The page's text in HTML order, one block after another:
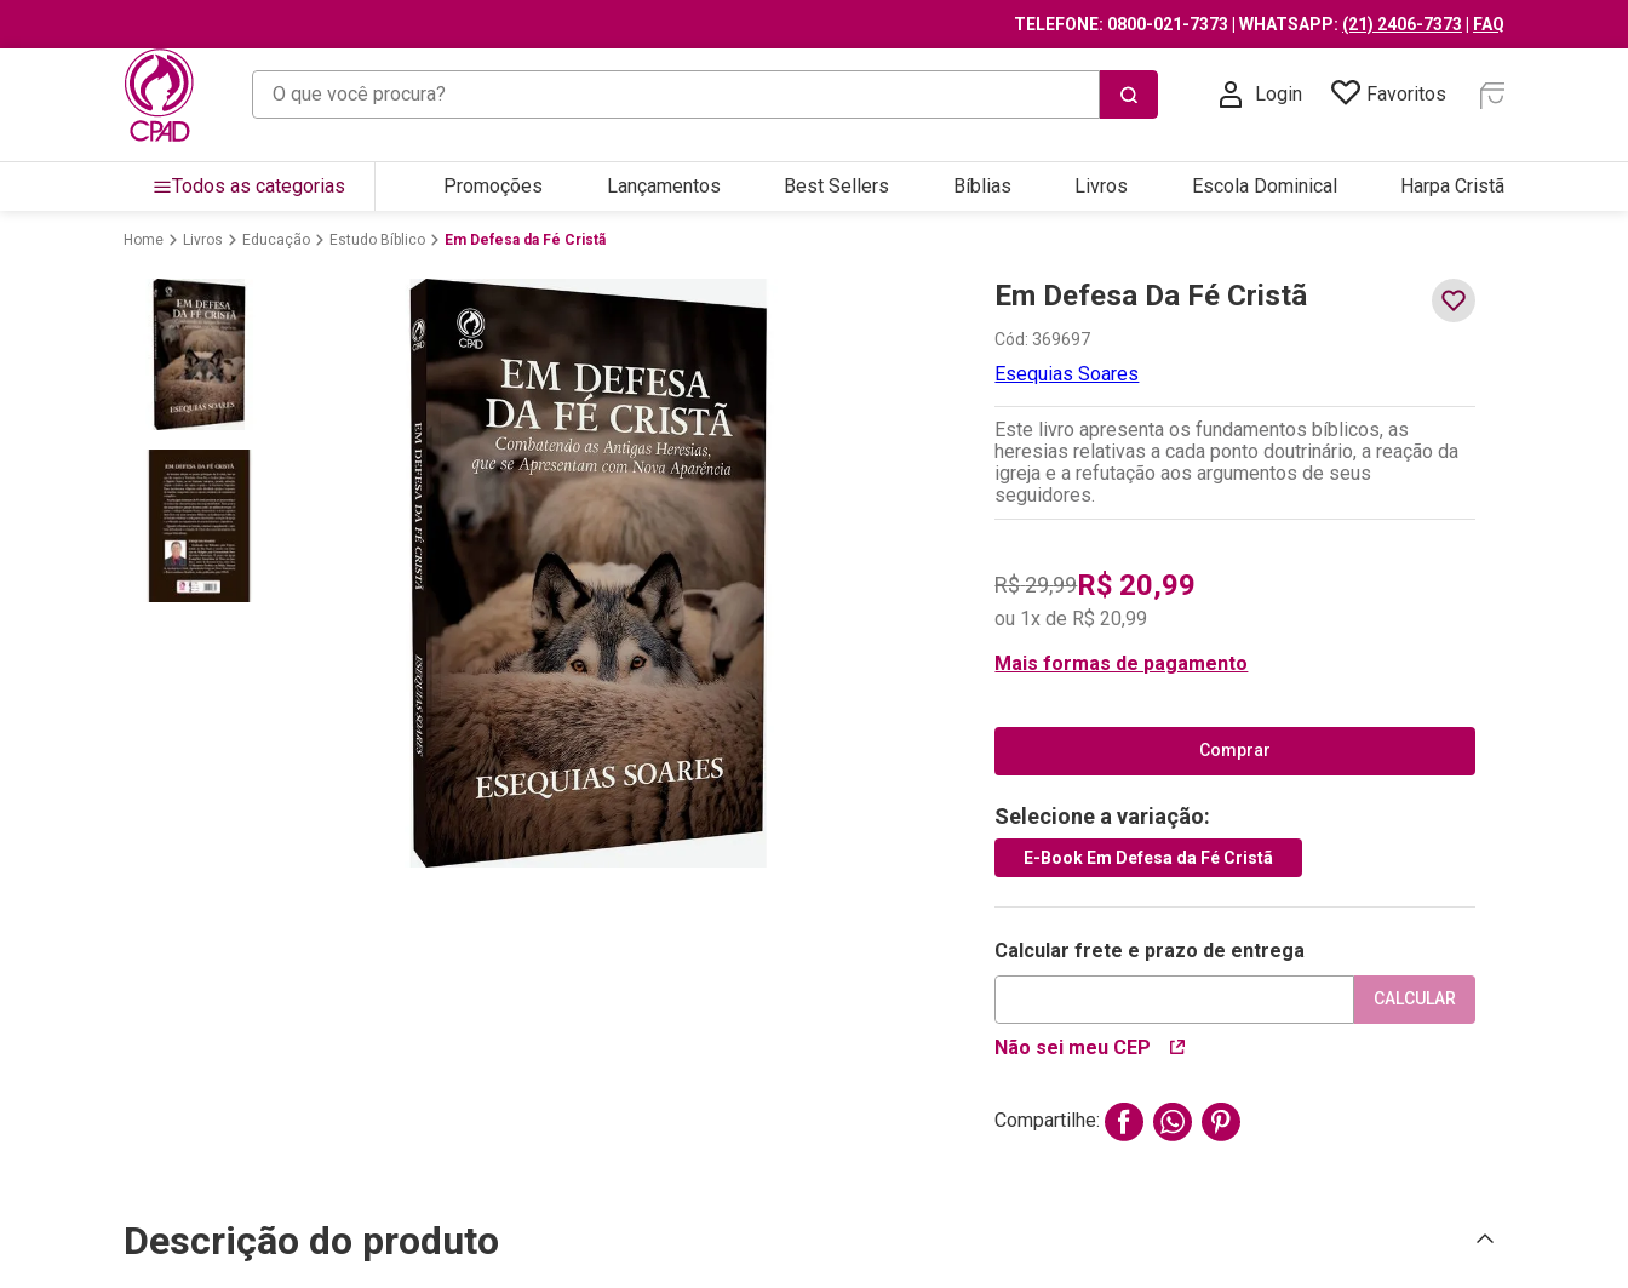
TELEFONE: 0800-021-7373 | WHATSAPP: (21) 2406-7373 FAQ
O que você procura?
Login Favoritos
Todos as categorias Promoções Lançamentos Best Sellers Bíblias Livros Escola Dominical Harpa Cristã
Livros Educação Estudo Bíblico Em Defesa da Fé Cristã
Em Defesa Da Fé Cristã
Cód: 369697
Esequias Soares
Este livro apresenta os fundamentos bíblicos, as
heresias relativas a cada ponto doutrinário, a reação da
igreja e a refutação aos argumentos de seus
seguidores.
R$29,99R$ 20,99
ou 1x de R$ 20,99
Mais formas de pagamento
Comprar
Selecione a variação:
E-Book Em Defesa da Fé Cristã
Calcular frete e prazo de entrega
Não sei meu CEP
CALCULAR
Compartilhe:
Descrição do produto